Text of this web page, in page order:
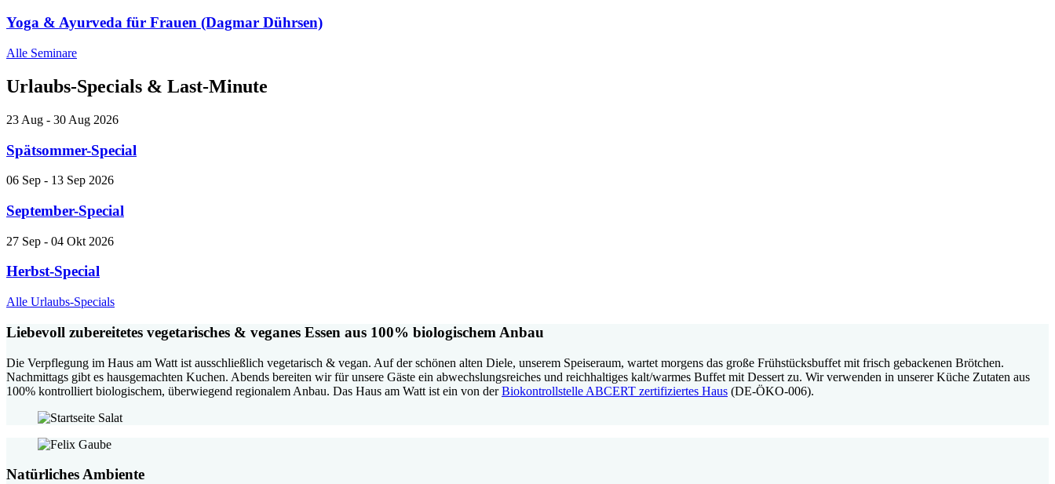
Yoga & Ayurveda für Frauen (Dagmar Dührsen)
Alle Seminare
Urlaubs-Specials & Last-Minute
23 Aug - 30 Aug 2026
Spätsommer-Special
06 Sep - 13 Sep 2026
September-Special
27 Sep - 04 Okt 2026
Herbst-Special
Alle Urlaubs-Specials
Liebevoll zubereitetes vegetarisches & veganes Essen aus 100% biologischem Anbau
Die Verpflegung im Haus am Watt ist ausschließlich vegetarisch & vegan. Auf der schönen alten Diele, unserem Speiseraum, wartet morgens das große Frühstücksbuffet mit frisch gebackenen Brötchen.
Nachmittags gibt es hausgemachten Kuchen. Abends bereiten wir für unsere Gäste ein abwechslungsreiches und reichhaltiges kalt/warmes Buffet mit Dessert zu. Wir verwenden in unserer Küche Zutaten aus
100% kontrolliert biologischem, überwiegend regionalem Anbau. Das Haus am Watt ist ein von derBiokontrollstelle ABCERT zertifiziertes Haus (DE-ÖKO-006).
Natürliches Ambiente